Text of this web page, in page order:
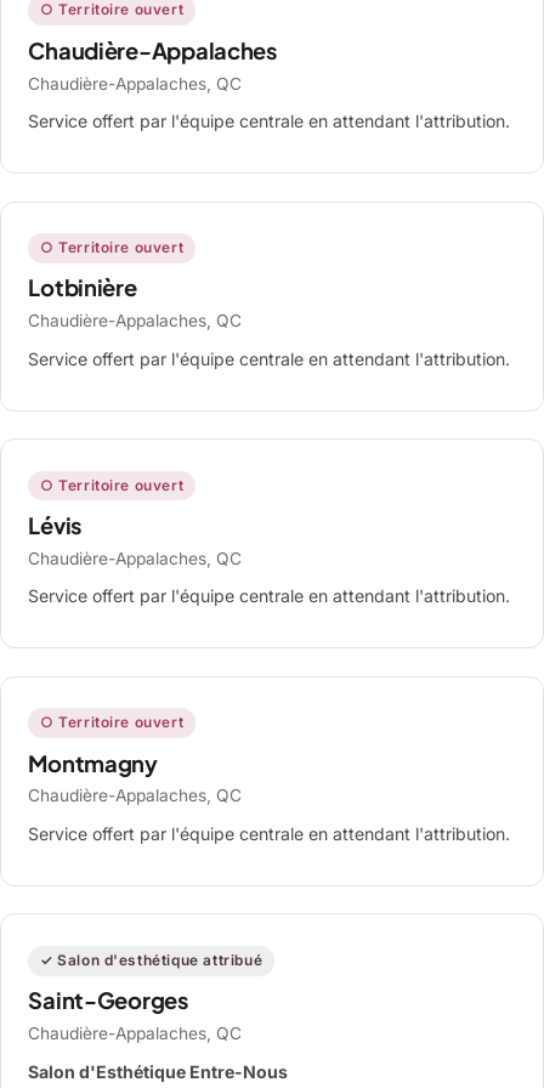
○ Territoire ouvert
Chaudière-Appalaches
Chaudière-Appalaches, QC
Service offert par l'équipe centrale en attendant l'attribution.
○ Territoire ouvert
Lotbinière
Chaudière-Appalaches, QC
Service offert par l'équipe centrale en attendant l'attribution.
○ Territoire ouvert
Lévis
Chaudière-Appalaches, QC
Service offert par l'équipe centrale en attendant l'attribution.
○ Territoire ouvert
Montmagny
Chaudière-Appalaches, QC
Service offert par l'équipe centrale en attendant l'attribution.
✓ Salon d'esthétique attribué
Saint-Georges
Chaudière-Appalaches, QC
Salon d'Esthétique Entre-Nous